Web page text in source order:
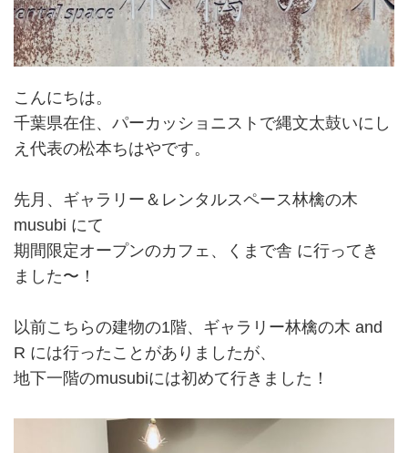
こんにちは。
千葉県在住、パーカッショニストで縄文太鼓いにし
え代表の松本ちはやです。
先月、ギャラリー＆レンタルスペース林檎の木
musubi にて
期間限定オープンのカフェ、くまで舎 に行ってき
ました〜！
以前こちらの建物の1階、ギャラリー林檎の木 and
R には行ったことがありましたが、
地下一階のmusubiには初めて行きました！